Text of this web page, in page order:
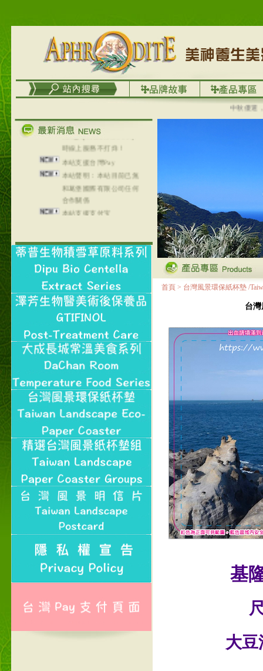
中秋優選，
地區～
在外租屋者、居住處無管
理員、不方便在工作地點
取件者，歡迎多多使用
【郵局i郵箱】的服務喔～
【i郵箱】設立的地點，請
進入內頁連結～
Line@aphrodite2020 24小
時線上服務不打烊！
本站支援台灣Pay
本站聲明：本站目前已無
和葛堡國際有限公司任何
合作關係
本站支援支付宝
2017年1月1日起，中国大
NT$320(RMB￥71.00)
首頁 > 台灣風景環保紙杯墊 /
台灣
基
大